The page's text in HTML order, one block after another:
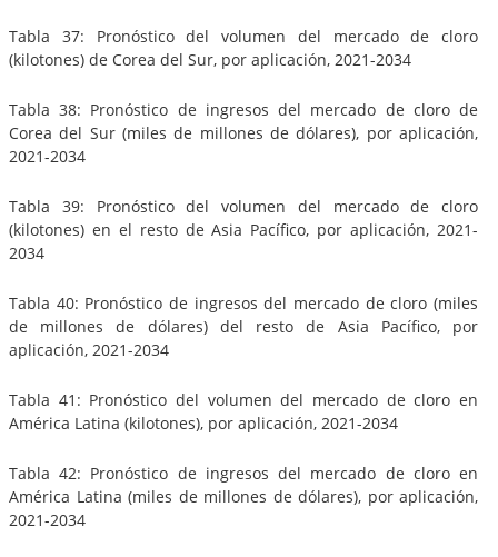
Tabla 37: Pronóstico del volumen del mercado de cloro
(kilotones) de Corea del Sur, por aplicación, 2021-2034
Tabla 38: Pronóstico de ingresos del mercado de cloro de
Corea del Sur (miles de millones de dólares), por aplicación,
2021-2034
Tabla 39: Pronóstico del volumen del mercado de cloro
(kilotones) en el resto de Asia Pacífico, por aplicación, 2021-
2034
Tabla 40: Pronóstico de ingresos del mercado de cloro (miles
de millones de dólares) del resto de Asia Pacífico, por
aplicación, 2021-2034
Tabla 41: Pronóstico del volumen del mercado de cloro en
América Latina (kilotones), por aplicación, 2021-2034
Tabla 42: Pronóstico de ingresos del mercado de cloro en
América Latina (miles de millones de dólares), por aplicación,
2021-2034